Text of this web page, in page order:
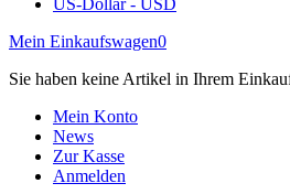
US-Dollar - USD
Mein Einkaufswagen0
Sie haben keine Artikel in Ihrem
Mein Konto
News
Zur Kasse
Anmelden